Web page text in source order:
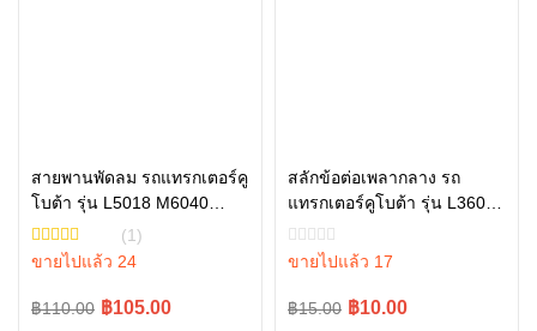
สายพานพัดลม รถแทรกเตอร์คู
โบต้า รุ่น L5018 M6040
M6240 TC803-97010
(1)
ขายไปแล้ว 24
฿110.00
Original ฿105.00
Current
หยิบใส่ตะกร้า
สลักข้อต่อเพลากลาง รถ
แทรกเตอร์คูโบต้า รุ่น L3608,
L4018, L4708, L5018
05411-00430
ขายไปแล้ว 17
฿15.00
Original฿10.00
Current
หยิบใส่ตะกร้า